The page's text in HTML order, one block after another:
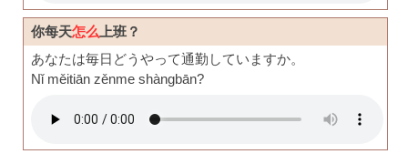
你每天怎么 上班？
あなたは毎日どうやって通勤していますか。
Nǐ měitiān zěnme shàngbān?